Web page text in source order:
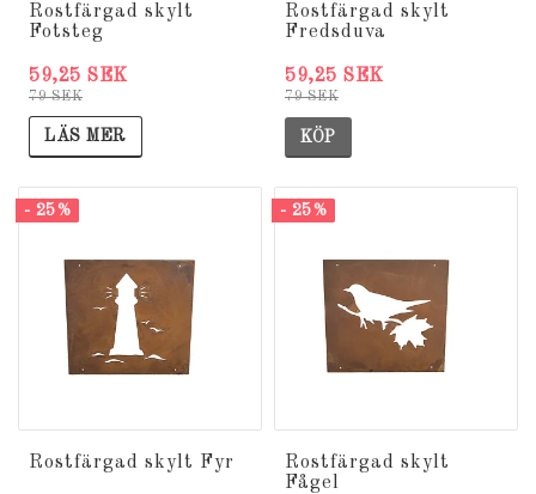
Rostfärgad skylt
Fotsteg
79 SEK
59,25 SEK
LÄS MER
Rostfärgad skylt
Fredsduva
79 SEK
59,25 SEK
KÖP
- 25%
Rostfärgad skylt Fyr
- 25%
Rostfärgad skylt
Fågel